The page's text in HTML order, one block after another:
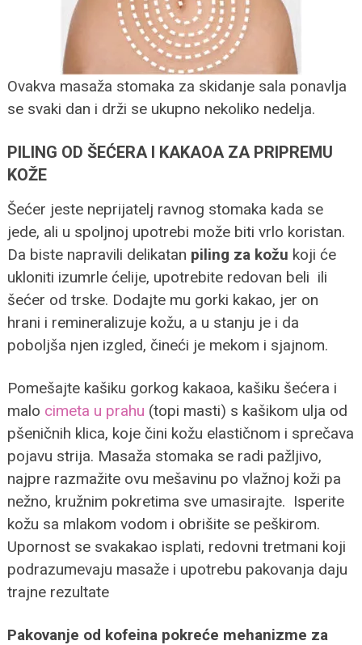
Ovakva masaža stomaka za skidanje sala ponavlja
se svaki dan i drži se ukupno nekoliko nedelja.
PILING OD ŠEĆERA I KAKAOA ZA PRIPREMU
KOŽE
Šećer jeste neprijatelj ravnog stomaka kada se
jede, ali u spoljnoj upotrebi može biti vrlo koristan.
Da biste napravili delikatan piling za kožu koji će
ukloniti izumrle ćelije, upotrebite redovan beli ili
šećer od trske. Dodajte mu gorki kakao, jer on
hrani i remineralizuje kožu, a u stanju je i da
poboljša njen izgled, čineći je mekom i sjajnom.
Pomešajte kašiku gorkog kakaoa, kašiku šećera i
malo cimeta u prahu (topi masti) s kašikom ulja od
pšeničnih klica, koje čini kožu elastičnom i sprečava
pojavu strija. Masaža stomaka se radi pažljivo,
najpre razmažite ovu mešavinu po vlažnoj koži pa
nežno, kružnim pokretima sve umasirajte. Isperite
kožu sa mlakom vodom i obrišite se peškirom.
Upornost se svakakao isplati, redovni tretmani koji
podrazumevaju masaže i upotrebu pakovanja daju
trajne rezultate
Pakovanje od kofeina pokreće mehanizme za